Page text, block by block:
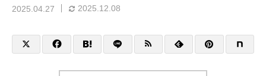
2025.04.27 2025.12.08